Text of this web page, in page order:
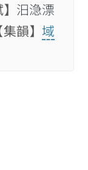
汨㴔漂
集韻】 域